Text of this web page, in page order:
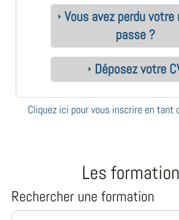
Vous avez perdu
passe ?
Déposez votre
Cliquez ici pour vous inscrire en tant
Les
Rechercher une formation